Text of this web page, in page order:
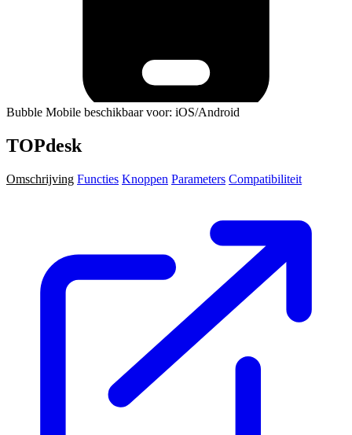
Bubble Mobile beschikbaar voor: iOS/Android
TOPdesk
Omschrijving Functies Knoppen Parameters Compatibiliteit